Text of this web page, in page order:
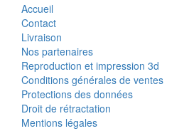
Accueil
Contact
Livraison
Nos partenaires
Reproduction et impression 3d
Conditions générales de ventes
Protections des données
Droit de rétractation
Mentions légales